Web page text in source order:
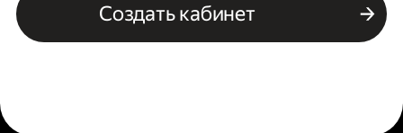
Создать кабинет